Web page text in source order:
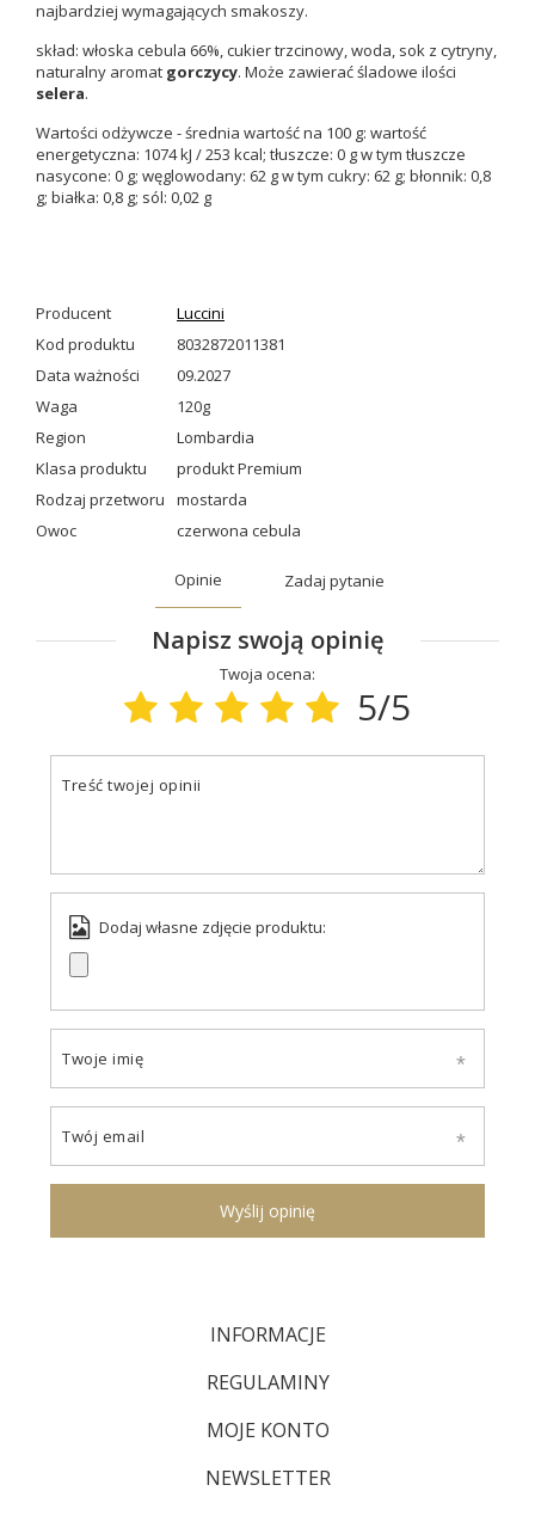
najbardziej wymagających smakoszy.
skład: włoska cebula 66%, cukier trzcinowy, woda, sok z cytryny,
naturalny aromat gorczycy. Może zawierać śladowe ilości
selera.
Wartości odżywcze - średnia wartość na 100 g: wartość
energetyczna: 1074 kJ / 253 kcal; tłuszcze: 0 g w tym tłuszcze
nasycone: 0 g; węglowodany: 62 g w tym cukry: 62 g; błonnik: 0,8
g; białka: 0,8 g; sól: 0,02 g
Producent
Luccini
Kod produktu
8032872011381
Data ważności
09.2027
Waga
120g
Region
Lombardia
Klasa produktu
produkt Premium
Rodzaj przetworu
mostarda
Owoc
czerwona cebula
Opinie Zadaj pytanie
Napisz swoją opinię
Twoja ocena:
5/5
Treść twojej opinii
Dodaj własne zdjęcie produktu:
Twoje imię
Twój email
Wyślij opinię
INFORMACJE
REGULAMINY
MOJE KONTO
NEWSLETTER